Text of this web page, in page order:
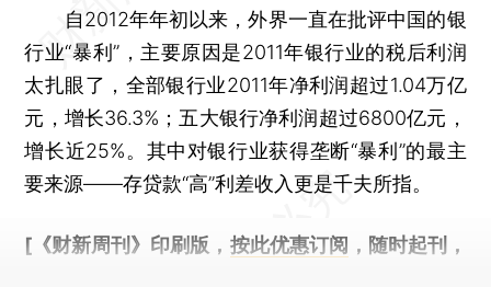
自2012年年初以来，外界一直在批评中国的银
行业“暴利”，主要原因是2011年银行业的税后利润
太扎眼了，全部银行业2011年净利润超过1.04万亿
元，增长36.3%；五大银行净利润超过6800亿元，
增长近25%。其中对银行业获得垄断“暴利”的最主
要来源——存贷款“高”利差收入更是千夫所指。
[《财新周刊》印刷版， 按此优惠订阅 ，随时起刊，